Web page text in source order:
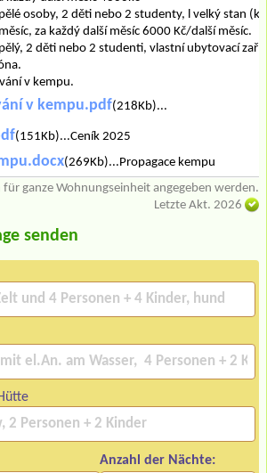
osoby, 2 děti nebo 2 studenty, l velký stan
za každý další měsíc 6000 Kč/další měsíc.
2 děti nebo 2 studenti, vlastní ubytovací
v kempu.
v kempu.pdf(218Kb)...
(151Kb)...Ceník 2025
(269Kb)...Propagace kempu
für ganze Wohnungseinheit angegeben werden.
Letzte Akt. 2026
senden
Anzahl der Nächte: